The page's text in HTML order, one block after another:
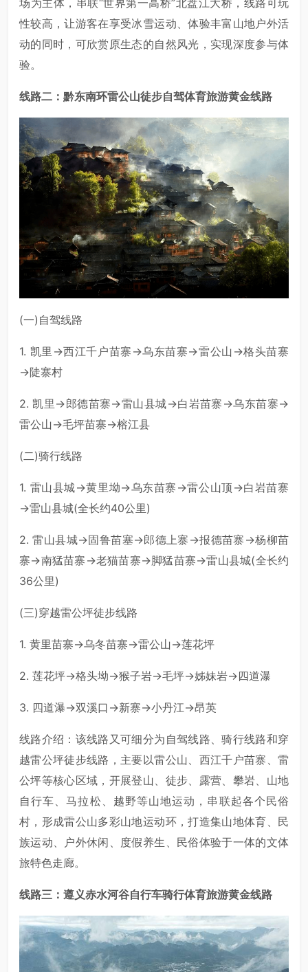
场为主体，串联“世界第一高桥”北盘江大桥，线路可玩
性较高，让游客在享受冰雪运动、体验丰富山地户外活
动的同时，可欣赏原生态的自然风光，实现深度参与体
验。
线路二：黔东南环雷公山徒步自驾体育旅游黄金线路
(一)自驾线路
1. 凯里→西江千户苗寨→乌东苗寨→雷公山→格头苗寨
→陡寨村
2. 凯里→郎德苗寨→雷山县城→白岩苗寨→乌东苗寨→
雷公山→毛坪苗寨→榕江县
(二)骑行线路
1. 雷山县城→黄里坳→乌东苗寨→雷公山顶→白岩苗寨
→雷山县城(全长约40公里)
2. 雷山县城→固鲁苗塞→郎德上寨→报德苗寨→杨柳苗
寨→南猛苗寨→老猫苗寨→脚猛苗寨→雷山县城(全长约
36公里)
(三)穿越雷公坪徒步线路
1. 黄里苗寨→乌冬苗寨→雷公山→莲花坪
2. 莲花坪→格头坳→猴子岩→毛坪→姊妹岩→四道瀑
3. 四道瀑→双溪口→新寨→小丹江→昂英
线路介绍：该线路又可细分为自驾线路、骑行线路和穿
越雷公坪徒步线路，主要以雷公山、西江千户苗寨、雷
公坪等核心区域，开展登山、徒步、露营、攀岩、山地
自行车、马拉松、越野等山地运动，串联起各个民俗
村，形成雷公山多彩山地运动环，打造集山地体育、民
族运动、户外休闲、度假养生、民俗体验于一体的文体
旅特色走廊。
线路三：遵义赤水河谷自行车骑行体育旅游黄金线路